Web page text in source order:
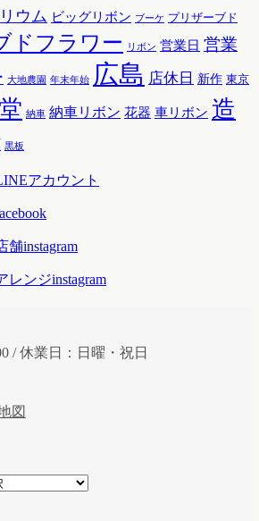
ウム ビッグリボン ブーケ プリザーブド
ドフラワー リボン 営業日 営業
大地農園 年末年始 広島 店休日 新作 東京
納車 納車リボン 花器 車リボン 造
黒板
/ 休業日：日曜・祝日
図